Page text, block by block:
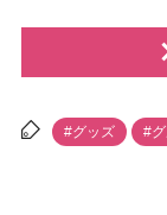
#グッズ #